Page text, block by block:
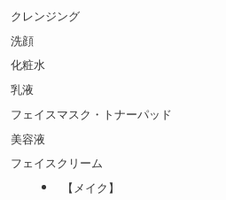
クレンジング
洗顔
化粧水
乳液
フェイスマスク・トナーパッド
美容液
フェイスクリーム
【メイク】